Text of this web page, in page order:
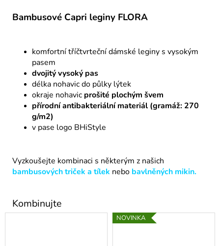
Bambusové Capri leginy FLORA
komfortní tříčtvrteční dámské leginy s vysokým
pasem
dvojitý vysoký pas
délka nohavic do půlky lýtek
okraje nohavic prošité plochým švem
přírodní antibakteriální materiál (gramáž: 270
g/m2)
v pase logo BHiStyle
Vyzkoušejte kombinaci s některým z našich
bambusových triček a tílek nebo bavlněných mikin.
NOVINKA